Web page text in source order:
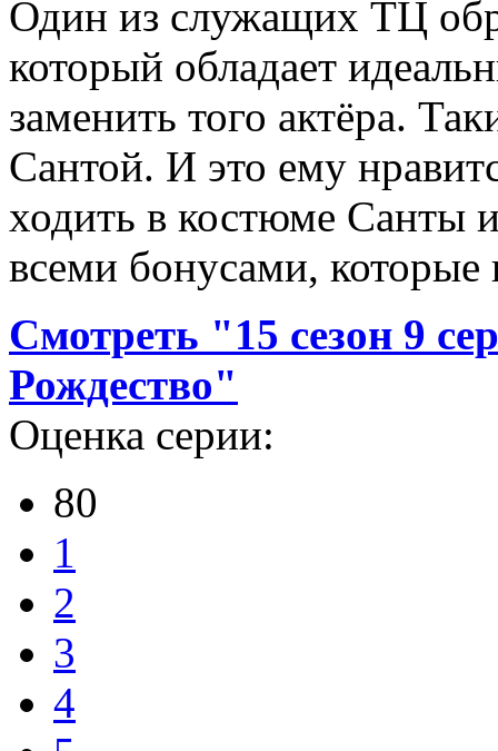
Один из служащих ТЦ
который обладает
заменить того актёра.
Сантой. И это ему
ходить в костюме Санты
всеми бонусами,
Смотреть "15 сезон 9
Рождество"
Оценка серии:
80
1
2
3
4